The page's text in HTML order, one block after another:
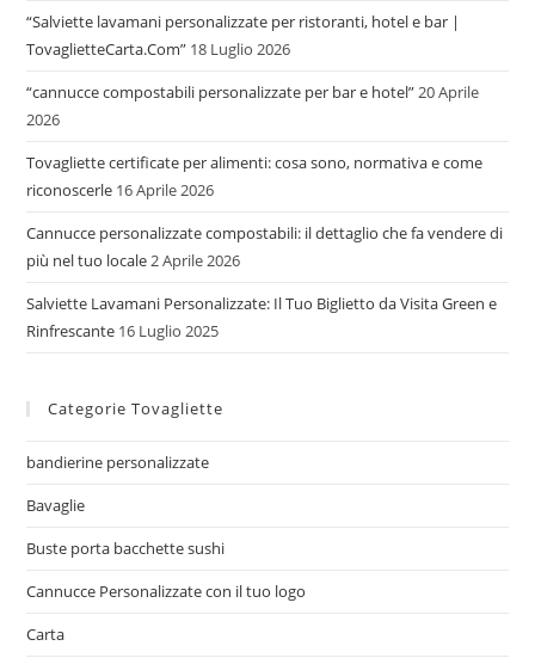
“Salviette lavamani personalizzate per ristoranti, hotel e bar |
TovaglietteCarta.Com” 18 Luglio 2026
“cannucce compostabili personalizzate per bar e hotel”20 Aprile
2026
Tovagliette certificate per alimenti: cosa sono, normativa e come
riconoscerle 16 Aprile 2026
Cannucce personalizzate compostabili: il dettaglio che fa vendere di
più nel tuo locale2 Aprile 2026
Salviette Lavamani Personalizzate: Il Tuo Biglietto da Visita Green e
Rinfrescante 16 Luglio 2025
Categorie Tovagliette
bandierine personalizzate
Bavaglie
Buste porta bacchette sushi
Cannucce Personalizzate con il tuo logo
Carta